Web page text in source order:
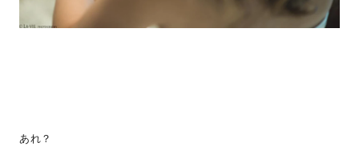
あれ？